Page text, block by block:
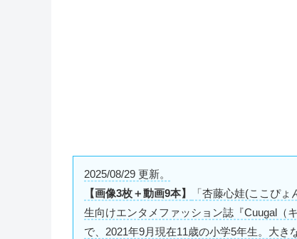
2025/08/29 更新。
【画像3枚＋動画9本】
「杏藤心娃(ここぴ
生向けエンタメファッション誌『Cuugal（
で、2021年9月現在11歳の小学5年生。大